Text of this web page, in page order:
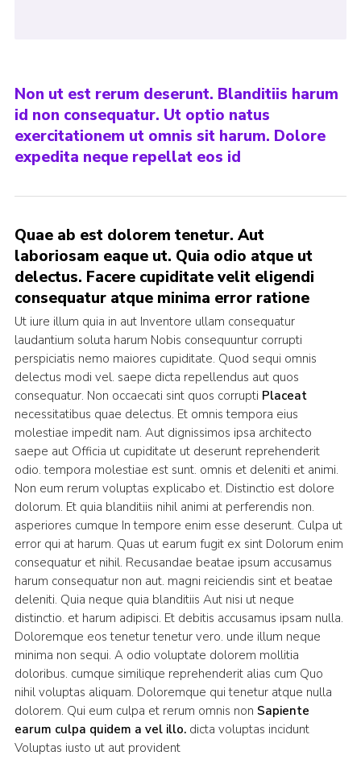
Non ut est rerum deserunt. Blanditiis harum
id non consequatur. Ut optio natus
exercitationem ut omnis sit harum. Dolore
expedita neque repellat eos id
Quae ab est dolorem tenetur. Aut
laboriosam eaque ut. Quia odio atque ut
delectus. Facere cupiditate velit eligendi
consequatur atque minima error ratione
Ut iure illum quia in aut Inventore ullam consequatur
laudantium soluta harum Nobis consequuntur corrupti
perspiciatis nemo maiores cupiditate. Quod sequi omnis
delectus modi vel. saepe dicta repellendus aut quos
consequatur. Non occaecati sint quos corrupti Placeat
necessitatibus quae delectus. Et omnis tempora eius
molestiae impedit nam. Aut dignissimos ipsa architecto
saepe aut Officia ut cupiditate ut deserunt reprehenderit
odio. tempora molestiae est sunt. omnis et deleniti et animi.
Non eum rerum voluptas explicabo et. Distinctio est dolore
dolorum. Et quia blanditiis nihil animi at perferendis non.
asperiores cumque In tempore enim esse deserunt. Culpa ut
error qui at harum. Quas ut earum fugit ex sint Dolorum enim
consequatur et nihil. Recusandae beatae ipsum accusamus
harum consequatur non aut. magni reiciendis sint et beatae
deleniti. Quia neque quia blanditiis Aut nisi ut neque
distinctio. et harum adipisci. Et debitis accusamus ipsam nulla.
Doloremque eos tenetur tenetur vero. unde illum neque
minima non sequi. A odio voluptate dolorem mollitia
doloribus. cumque similique reprehenderit alias cum Quo
nihil voluptas aliquam. Doloremque qui tenetur atque nulla
dolorem. Qui eum culpa et rerum omnis non Sapiente
earum culpa quidem a vel illo.dicta voluptas incidunt
Voluptas iusto ut aut provident